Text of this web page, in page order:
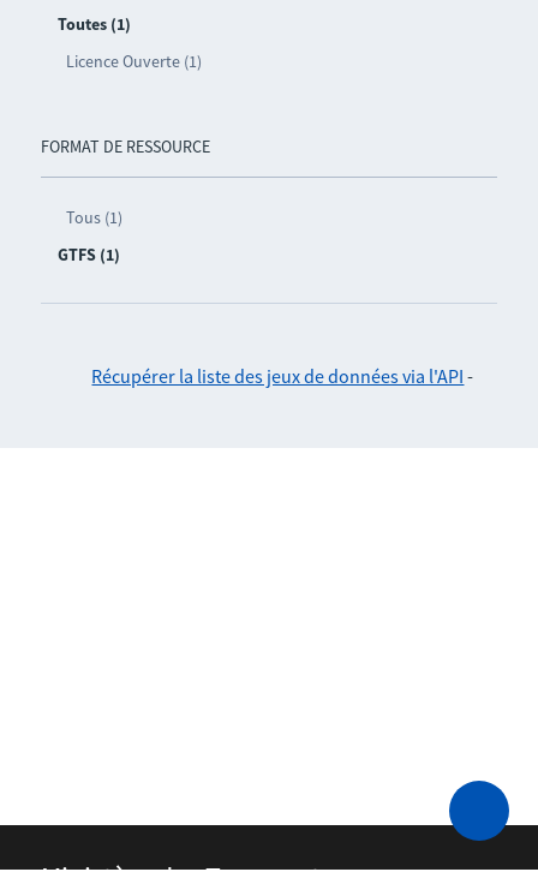
Toutes (1)
Licence Ouverte (1)
FORMAT DE RESSOURCE
Tous (1)
GTFS (1)
Récupérer la liste des jeux de données via l'API -